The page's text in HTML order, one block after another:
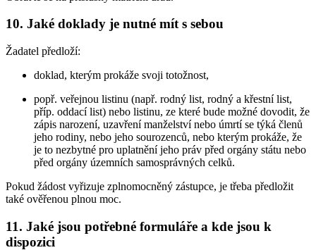
10. Jaké doklady je nutné mít s sebou
Žadatel předloží:
doklad, kterým prokáže svoji totožnost,
popř. veřejnou listinu (např. rodný list, rodný a křestní list,
příp. oddací list) nebo listinu, ze které bude možné dovodit, že
zápis narození, uzavření manželství nebo úmrtí se týká členů
jeho rodiny, nebo jeho sourozenců, nebo kterým prokáže, že
je to nezbytné pro uplatnění jeho práv před orgány státu nebo
před orgány územních samosprávných celků.
Pokud žádost vyřizuje zplnomocněný zástupce, je třeba předložit
také ověřenou plnou moc.
11. Jaké jsou potřebné formuláře a kde jsou k
dispozici